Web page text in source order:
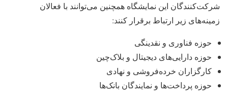
شرکت‌کنندگان این نمایشگاه همچنین می‌توانند با فعالان
زمینه‌های زیر ارتباط برقرار کنند:
حوزه فناوری و نقدینگی
حوزه دارایی‌های دیجیتال و بلاک‌چین
کارگزاران خرده‌فروشی و نهادی
حوزه پرداخت‌ها و نمایندگان بانک‌ها